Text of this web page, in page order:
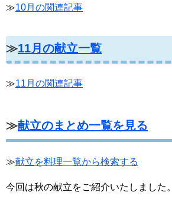
≫10月の関連記事
≫11月の献立一覧
≫11月の関連記事
≫献立のまとめ一覧を見る
≫献立を料理一覧から検索する
今回は秋の献立をご紹介いたしました。